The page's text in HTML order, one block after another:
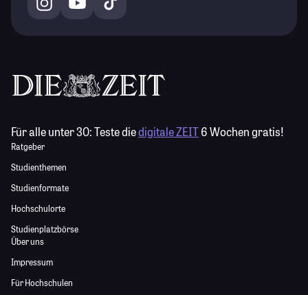
Für alle unter 30:Teste diedigitale ZEIT6 Wochen gratis!
Ratgeber
Studienthemen
Studienformate
Hochschulorte
Studienplatzbörse
Über uns
Impressum
Für Hochschulen